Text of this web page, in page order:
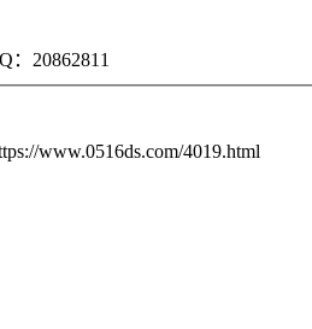
20862811
www.0516ds.com/4019.html